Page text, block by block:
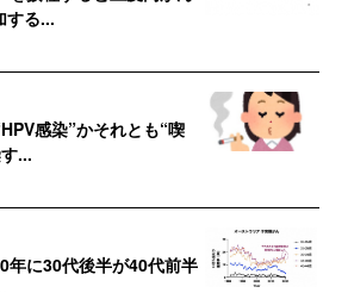
する...
感染”かそれとも“喫
...
年に30代後半が40代前半